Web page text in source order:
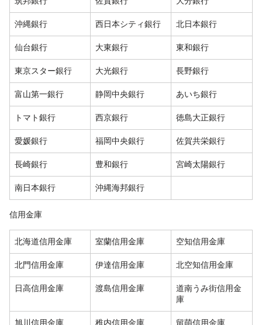
沖縄銀行 西日本シティ銀行 北日本銀行
仙台銀行 大東銀行 東和銀行
東京スター銀行 大光銀行 長野銀行
富山第一銀行 静岡中央銀行 あいち銀行
トマト銀行 西京銀行 徳島大正銀行
愛媛銀行 福岡中央銀行 佐賀共栄銀行
長崎銀行 豊和銀行 宮崎太陽銀行
南日本銀行 沖縄海邦銀行
信用金庫
北海道信用金庫 室蘭信用金庫 空知信用金庫
北門信用金庫 伊達信用金庫 北空知信用金庫
日高信用金庫 渡島信用金庫
道南うみ街信用金
庫
旭川信用金庫 稚内信用金庫 留萌信用金庫